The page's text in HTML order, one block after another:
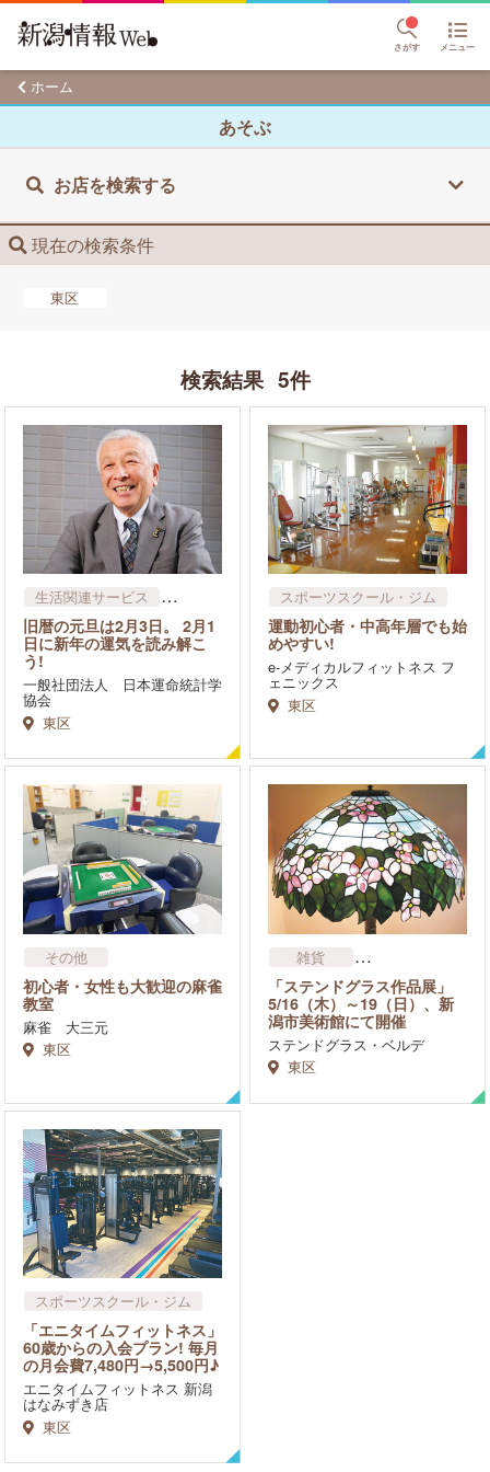
さがす メニュー
ホーム
あそぶ
お店を検索する
現在の検索条件
東区
検索結果 5件
生活関連サービス
その他
旧暦の元旦は2月3日。 2月1
日に新年の運気を読み解こ
う!
一般社団法人 日本運命統計学
協会
東区
スポーツスクール・ジム
運動初心者・中高年層でも始
めやすい!
e-メディカルフィットネス フ
ェニックス
東区
その他
初心者・女性も大歓迎の麻雀
教室
麻雀 大三元
東区
雑貨
スクール・習いごと
お祭り・催し物
「ステンドグラス作品展」
5/16（木）～19（日）、新
潟市美術館にて開催
ステンドグラス・ベルデ
東区
スポーツスクール・ジム
「エニタイムフィットネス」
60歳からの入会プラン! 毎月
の月会費7,480円→5,500円♪
エニタイムフィットネス 新潟
はなみずき店
東区